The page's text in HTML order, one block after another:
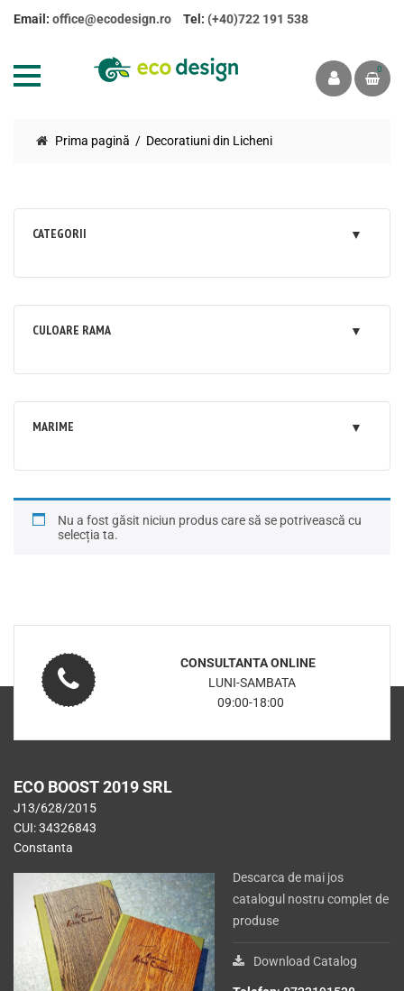
Email: office@ecodesign.ro Tel: (+40)722 191 538
0
Prima pagină Decoratiuni din Licheni
CATEGORII
CULOARE RAMA
MARIME
Nu a fost găsit niciun produs care să se potrivească cu
selecția ta.
CONSULTANTA ONLINE
LUNI-SAMBATA
09:00-18:00
ECO BOOST 2019 SRL
J13/628/2015
CUI: 34326843
Constanta
Descarca de mai jos
catalogul nostru complet de
produse
Download Catalog